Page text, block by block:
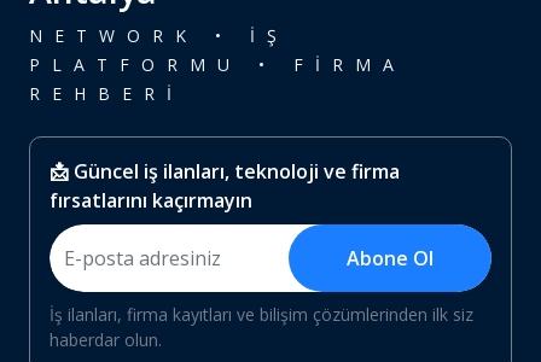
NETWORK • İŞ
PLATFORMU • FİRMA
REHBERİ
📩 Güncel iş ilanları, teknoloji ve firma
fırsatlarını kaçırmayın
Abone Ol
İş ilanları, firma kayıtları ve bilişim çözümlerinden ilk siz
haberdar olun.